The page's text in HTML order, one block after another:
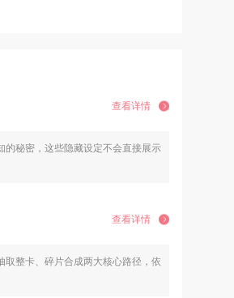
查看详情
秘密，这些隐藏设定不会直接展示在宠物面板当
查看详情
整卡、碎片合成两大核心路径，依托寻仙捉妖、